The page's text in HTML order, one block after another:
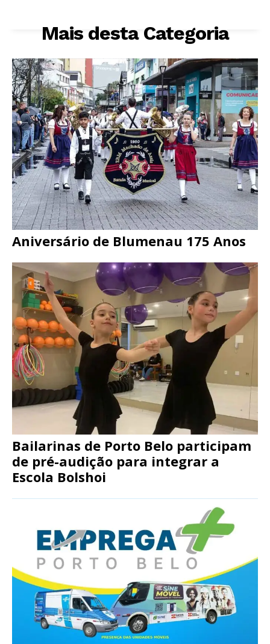
Mais desta Categoria
Aniversário de Blumenau 175 Anos
Bailarinas de Porto Belo participam
de pré-audição para integrar a
Escola Bolshoi